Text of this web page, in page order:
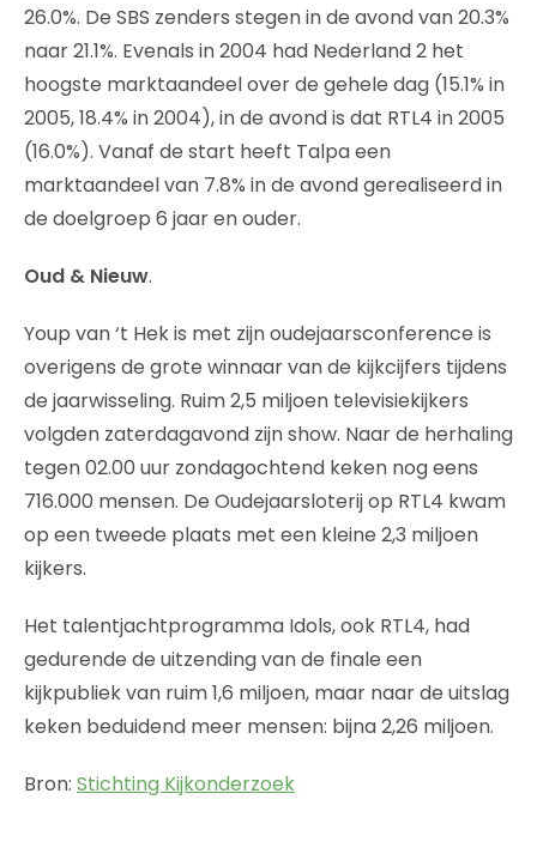
26.0%. De SBS zenders stegen in de avond van 20.3%
naar 21.1%. Evenals in 2004 had Nederland 2 het
hoogste marktaandeel over de gehele dag (15.1% in
2005, 18.4% in 2004), in de avond is dat RTL4 in 2005
(16.0%). Vanaf de start heeft Talpa een
marktaandeel van 7.8% in de avond gerealiseerd in
de doelgroep 6 jaar en ouder.
Oud & Nieuw.
Youp van ‘t Hek is met zijn oudejaarsconference is
overigens de grote winnaar van de kijkcijfers tijdens
de jaarwisseling. Ruim 2,5 miljoen televisiekijkers
volgden zaterdagavond zijn show. Naar de herhaling
tegen 02.00 uur zondagochtend keken nog eens
716.000 mensen. De Oudejaarsloterij op RTL4 kwam
op een tweede plaats met een kleine 2,3 miljoen
kijkers.
Het talentjachtprogramma Idols, ook RTL4, had
gedurende de uitzending van de finale een
kijkpubliek van ruim 1,6 miljoen, maar naar de uitslag
keken beduidend meer mensen: bijna 2,26 miljoen.
Bron: Stichting Kijkonderzoek